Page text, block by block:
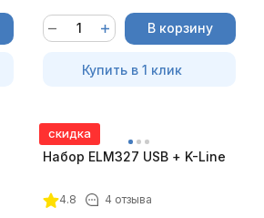
В корзину
Купить в 1 клик
скидка
Набор ELM327 USB + K-Line
4.8 4 отзыва